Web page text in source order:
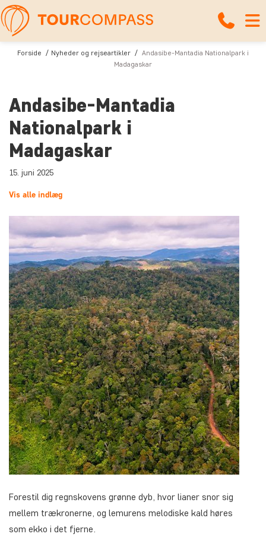
Forside Nyheder og rejseartikler
Andasibe-Mantadia Nationalpark i
Madagaskar
Andasibe-Mantadia
Nationalpark i
Madagaskar
15. juni 2025
Vis alle indlæg
Forestil dig regnskovens grønne dyb, hvor lianer snor sig
mellem trækronerne, og lemurens melodiske kald høres
som ekko i det fjerne.